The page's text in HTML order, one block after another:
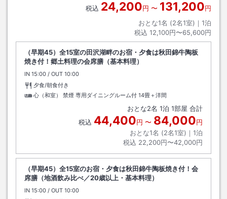
税込 24,200円 〜 131,200円
おとな1名 (2名1室)｜ 1泊
税込 12,100円〜65,600円
（早期45）全15室の田沢湖畔のお宿・夕食は秋田錦牛陶板
焼き付！郷土料理の会席膳（基本料理）
IN チェックイン
15:00 / OUT チェックアウト
10:00
夕食/朝食付き
心（和室） 禁煙 専用ダイニングルーム付 14畳＋洋間
おとな2名 1泊 1部屋 合計
税込 44,400円 〜 84,000円
おとな1名 (2名1室)｜ 1泊
税込 22,200円〜42,000円
（早期45）全15室のお宿・夕食は秋田錦牛陶板焼き付！会
席膳（地酒飲み比べ／20歳以上・基本料理）
IN チェックイン
15:00 / OUT チェックアウト
10:00